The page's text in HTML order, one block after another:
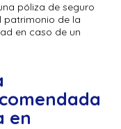
póliza de seguro
patrimonio de la
en caso de un
en